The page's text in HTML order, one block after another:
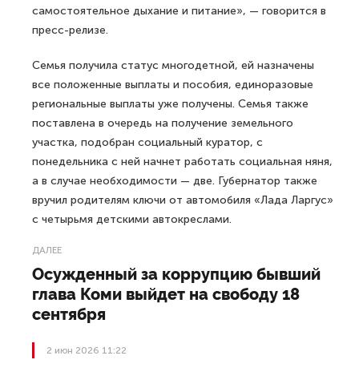
самостоятельное дыхание и питание», — говорится в
пресс-релизе.
Семья получила статус многодетной, ей назначены
все положенные выплаты и пособия, единоразовые
региональные выплаты уже получены. Семья также
поставлена в очередь на получение земельного
участка, подобран социальный куратор, с
понедельника с ней начнет работать социальная няня,
а в случае необходимости — две. Губернатор также
вручил родителям ключи от автомобиля «Лада Ларгус»
с четырьмя детскими автокреслами.
ДАЛЕЕ
Осужденный за коррупцию бывший
глава Коми выйдет на свободу 18
сентября
2 июн 2026 11:22